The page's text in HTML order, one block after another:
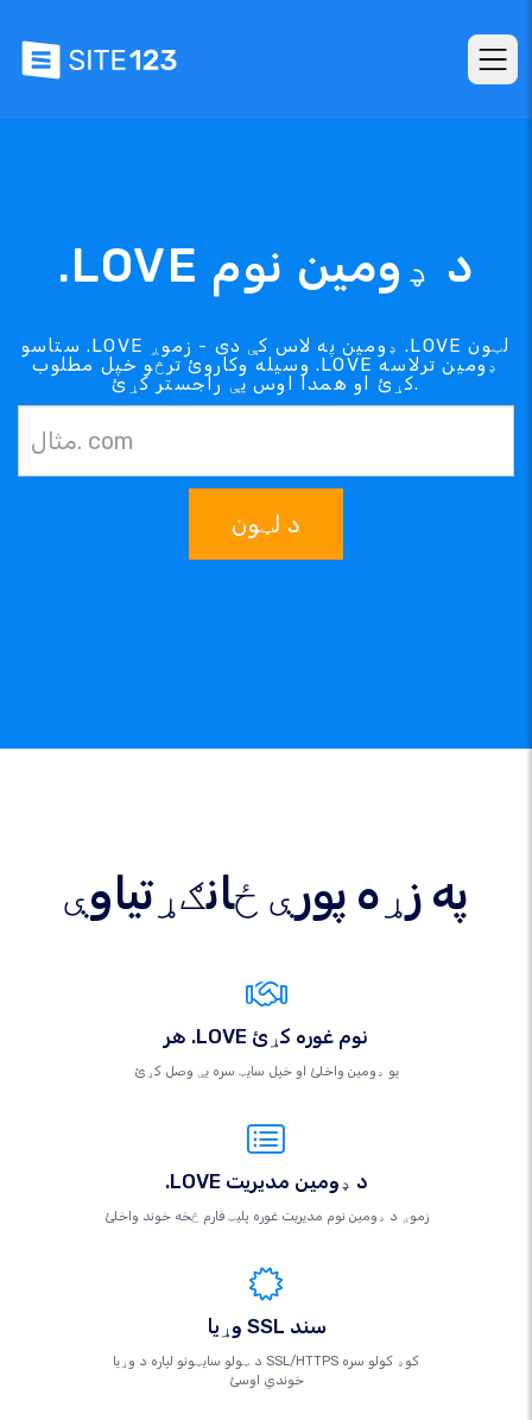
.LOVE د ډومین نوم
ستاسو .LOVE ډومین په لاس کې دی - زموږ .LOVE لټون
وسیله وکاروئ ترڅو خپل مطلوب .LOVE ډومین ترلاسه
کړئ او همدا اوس یې راجستر کړئ.
د لټون
په زړه پورې ځانګړتیاوې
هر .LOVE نوم غوره کړئ
یو ډومین واخلئ او خپل سایټ سره یې وصل کړئ
.LOVE د ډومین مدیریت
زموږ د ډومین نوم مدیریت غوره پلیټ فارم څخه خوند واخلئ
وړیا SSL سند
د ټولو سایټونو لپاره د وړیا SSL/HTTPS کوډ کولو سره
خوندي اوسئ